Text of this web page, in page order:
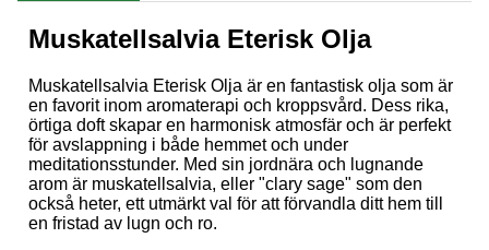
Muskatellsalvia Eterisk Olja
Muskatellsalvia Eterisk Olja är en fantastisk olja som är
en favorit inom aromaterapi och kroppsvård. Dess rika,
örtiga doft skapar en harmonisk atmosfär och är perfekt
för avslappning i både hemmet och under
meditationsstunder. Med sin jordnära och lugnande
arom är muskatellsalvia, eller "clary sage" som den
också heter, ett utmärkt val för att förvandla ditt hem till
en fristad av lugn och ro.